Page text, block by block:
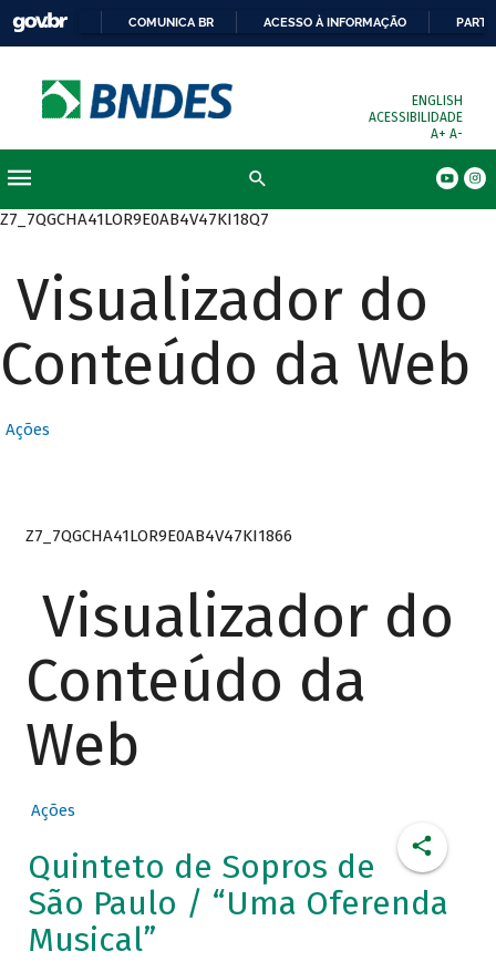
COMUNICA BR ACESSO À INFORMAÇÃO
ENGLISH
ACESSIBILIDADE
A+ A-
Z7_7QGCHA41LOR9E0AB4V47KI18Q7
Visualizador do
Conteúdo da Web
Ações
Z7_7QGCHA41LOR9E0AB4V47KI1866
Visualizador do
Conteúdo da
Web
Ações
Quinteto de Sopros de
São Paulo / “Uma Oferenda
Musical”